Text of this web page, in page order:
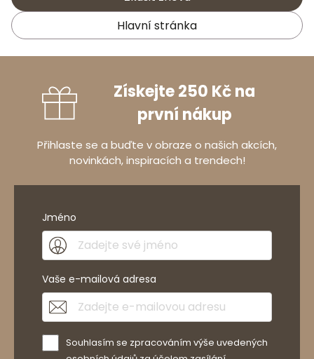
Hlavní stránka
Získejte 250 Kč na
první nákup
Přihlaste se a buďte v obraze o našich akcích,
novinkách, inspiracích a trendech!
Jméno
Vaše e-mailová adresa
Souhlasím se zpracováním výše uvedených